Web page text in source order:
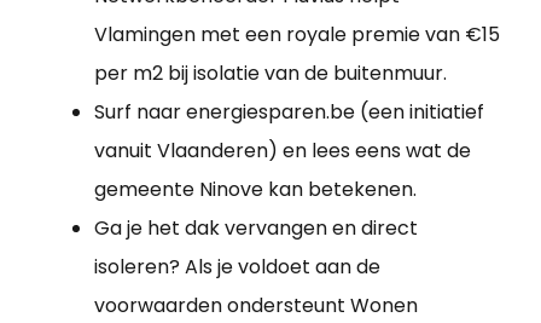
Vlamingen met een royale premie van €15
per m2 bij isolatie van de buitenmuur.
Surf naar energiesparen.be (een initiatief
vanuit Vlaanderen) en lees eens wat de
gemeente Ninove kan betekenen.
Ga je het dak vervangen en direct
isoleren? Als je voldoet aan de
voorwaarden ondersteunt Wonen